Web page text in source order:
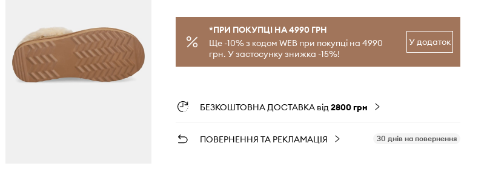
*ПРИ ПОКУПЦІ НА 4990 ГРН
Ще -10% з кодом WEB при покупці на 4990
грн. У застосунку знижка -15%!
У додаток
БЕЗКОШТОВНА ДОСТАВКА від2800 грн
ПОВЕРНЕННЯ ТА РЕКЛАМАЦІЯ 30 днів на повернення